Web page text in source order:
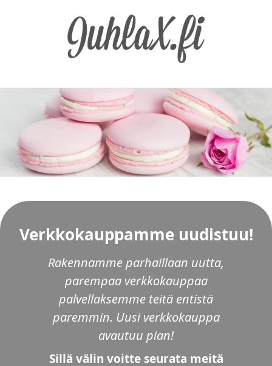
Verkkokauppamme uudistuu!
Rakennamme parhaillaan uutta,
parempaa verkkokauppaa
palvellaksemme teitä entistä
paremmin. Uusi verkkokauppa
avautuu pian!
Sillä välin voitte seurata meitä